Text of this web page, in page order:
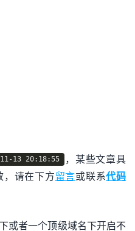
13 20:18:55
，某些文章具
，请在下方留言或联系代码
或者一个顶级域名下开启不